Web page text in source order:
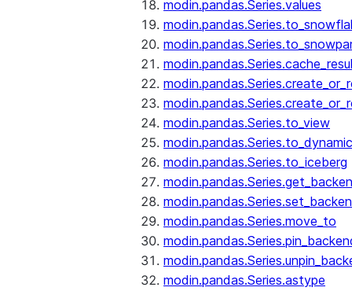
modin.pandas.Series.values
modin.pandas.Series.to_view
modin.pandas.Series.to_iceberg
modin.pandas.Series.move_to
modin.pandas.Series.astype